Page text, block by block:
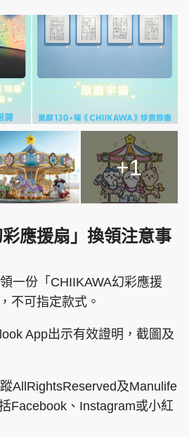
+1
彩應援扇」換領注意事
一份「CHIIKAWA幻彩應援
不可指定款式。
App出示有效證明，截圖及
AllRightsReserved及Manulife
Facebook、Instagram或小紅